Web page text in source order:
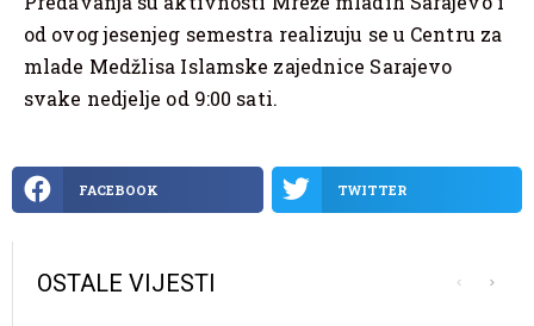
od ovog jesenjeg semestra realizuju se u Centru za
mlade Medžlisa Islamske zajednice Sarajevo
svake nedjelje od 9:00 sati.
FACEBOOK TWITTER
OSTALE VIJESTI